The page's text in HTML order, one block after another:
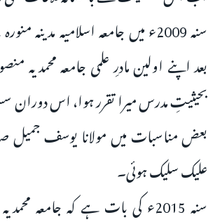
سنہ 2009ء میں جامعہ اسلامیہ
بعد اپنے اولین مادرِ علمی جامعہ محمدیہ
بحیثیتِ مدرس میرا تقرر ہوا، اس دوران
بعض مناسبات میں مولانا یوسف
علیک سلیک ہوئی۔
سنہ 2015ء کی بات ہے کہ جامعہ